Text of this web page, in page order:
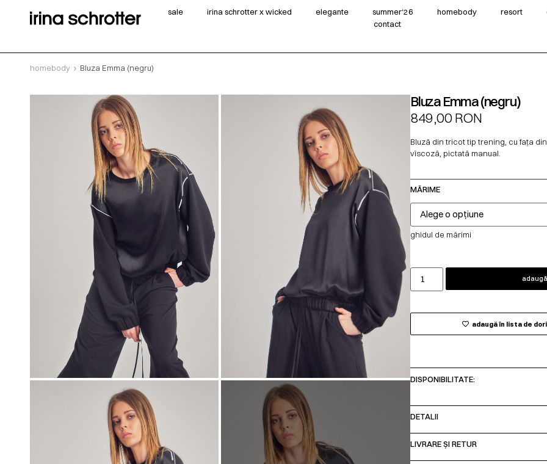
sale irina schrotter x wicked elegante summer‘26 homebody resort
contact
homebody Bluza Emma (negru)
Bluza Emma (negru)
849,00RON
Bluză din tricot tip trening, cu fața
vîscoză, pictată manual.
MĂRIME
ghidul de mărimi
adaugă în lista de
DISPONIBILITATE:
DETALII
LIVRARE ȘI RETUR